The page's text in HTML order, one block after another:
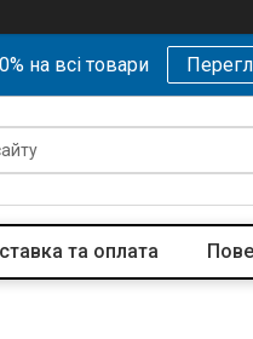
на всі товари
та оплата